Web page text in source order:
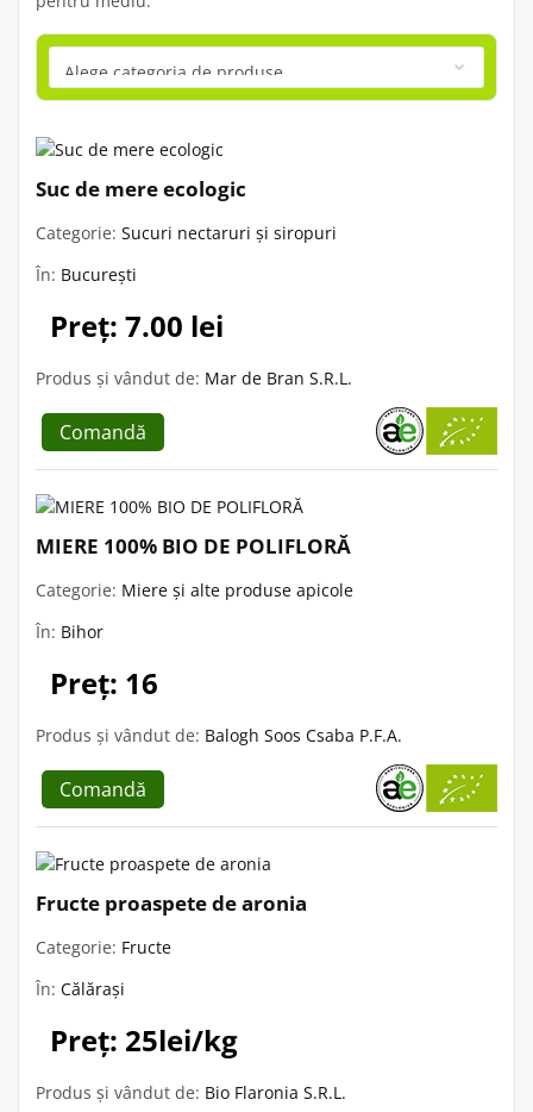
Suc de mere ecologic
Categorie: Sucuri nectaruri și siropuri
În: București
Preț: 7.00 lei
Produs și vândut de: Mar de Bran S.R.L.
Comandă
MIERE 100% BIO DE POLIFLORĂ
Categorie: Miere și alte produse apicole
În: Bihor
Preț: 16
Produs și vândut de: Balogh Soos Csaba P.F.A.
Comandă
Fructe proaspete de aronia
Categorie: Fructe
În: Călărași
Preț: 25lei/kg
Produs și vândut de: Bio Flaronia S.R.L.